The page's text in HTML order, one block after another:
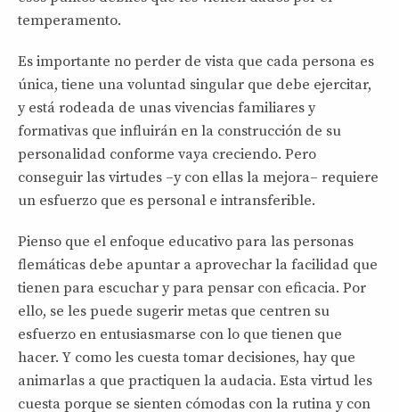
temperamento.
Es importante no perder de vista que cada persona es
única, tiene una voluntad singular que debe ejercitar,
y está rodeada de unas vivencias familiares y
formativas que influirán en la construcción de su
personalidad conforme vaya creciendo. Pero
conseguir las virtudes –y con ellas la mejora– requiere
un esfuerzo que es personal e intransferible.
Pienso que el enfoque educativo para las personas
flemáticas debe apuntar a aprovechar la facilidad que
tienen para escuchar y para pensar con eficacia. Por
ello, se les puede sugerir metas que centren su
esfuerzo en entusiasmarse con lo que tienen que
hacer. Y como les cuesta tomar decisiones, hay que
animarlas a que practiquen la audacia. Esta virtud les
cuesta porque se sienten cómodas con la rutina y con